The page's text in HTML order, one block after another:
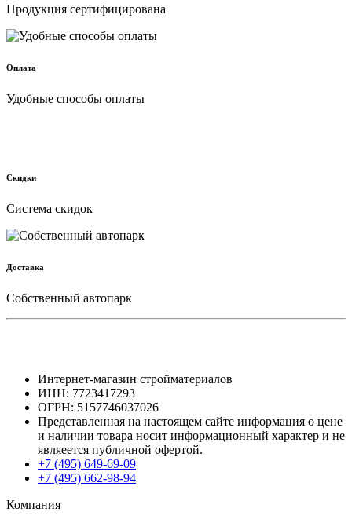
Продукция сертифицирована
Оплата
Удобные способы оплаты
Скидки
Cистема скидок
Доставка
Собственный автопарк
Интернет-магазин стройматериалов
ИНН: 7723417293
ОГРН: 5157746037026
Представленная на настоящем сайте информация о цене
и наличии товара носит информационный характер и не
являеется публичной офертой.
+7 (495) 649-69-09
+7 (495) 662-98-94
Компания